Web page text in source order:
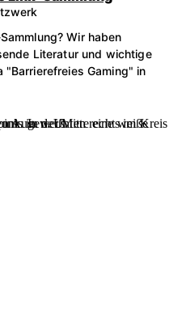
Wir haben
Literatur und wichtige
"Barrierefreies Gaming" in